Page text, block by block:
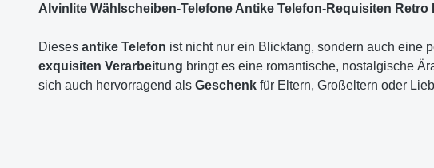
Alvinlite Wählscheiben-Telefone Antike Telefon-Requisiten
Dieses antike Telefon ist nicht nur ein Blickfang, sondern auch eine
exquisiten Verarbeitung bringt es eine romantische, nostalgische
sich auch hervorragend als Geschenk für Eltern, Großeltern oder